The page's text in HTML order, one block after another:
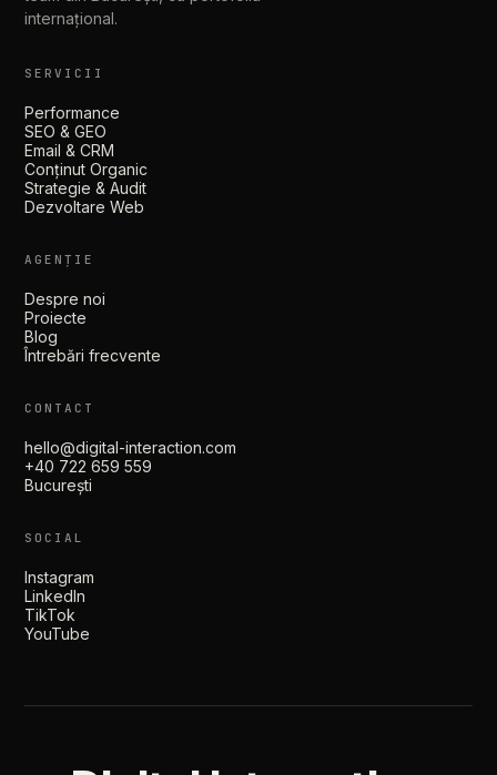
internațional.
SERVICII
Performance
SEO & GEO
Email & CRM
Conținut Organic
Strategie & Audit
Dezvoltare Web
AGENȚIE
Despre noi
Proiecte
Blog
Întrebări frecvente
CONTACT
hello@digital-interaction.com
+40 722 659 559
București
SOCIAL
Instagram
LinkedIn
TikTok
YouTube